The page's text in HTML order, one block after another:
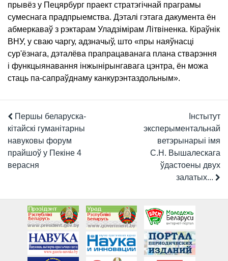
прывёз у Пецярбург праект стратэгічнай праграмы
сумеснага прадпрыемства. Дэталі гэтага дакумента ён
абмеркаваў з рэктарам Уладзімірам Літвіненка. Кіраўнік
ВНУ, у сваю чаргу, адзначыў, што «пры наяўнасці
сур'ёзнага, дэталёва прапрацаванага плана стварэння
і функцыянавання інжынірынгавага цэнтра, ён можа
стаць па-сапраўднаму канкурэнтаздольным».
Першы беларуска-
кітайскі гуманітарны
навуковы форум
прайшоў у Пекіне 4
верасня
Інстытут
эксперыментальнай
ветэрынарыі імя
С.Н. Вышалескага
ўдастоены двух
залатых...